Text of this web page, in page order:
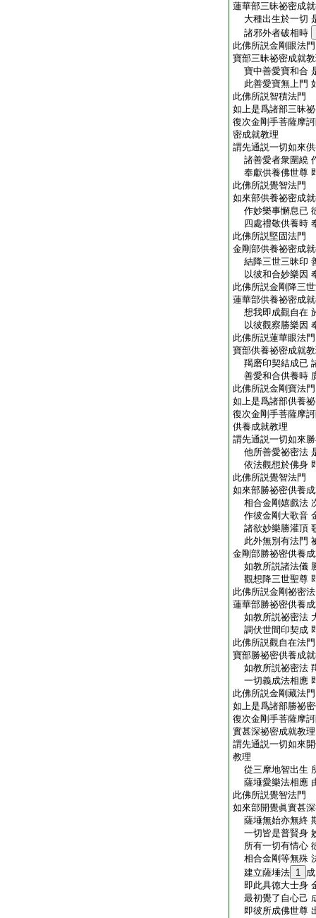
蓮華部三昧祕密成
大種出生於一切
諸邪外者破相時
此佛所説金剛眼法門
寶部三昧祕密成就
寶中善愛寶和合
此善愛寶無上門
此佛所説智積法門
如上是爲諸部三昧
復次金剛手菩薩摩
密成就教理
謂先通説一切如來
諸善愛者衆圍繞
奉獻供養佛世尊
此佛所説覺智法門
如來部供養祕密成
作妙樂事懈息已
四處禮敬供養時
此佛所説堅固法門
金剛部供養祕密成
結降三世三昧印
以彼和合妙樂因
此佛所説金剛降三
蓮華部供養祕密成
想我即成觀自在
以彼觀察勝樂因
此佛所説蓮華眼法門
寶部供養祕密成就
羯磨印契結成已
善愛和合供養時
此佛所説金剛寶法門
如上是爲諸部供養
復次金剛手菩薩摩
供養成就教理
謂先通説一切如來
他所善愛祕密法
依法觀想於佛身
此佛所説覺智法門
如來部勝祕密供養
相合金剛嬉戲法
作彼金剛大歌音
諸欲妙樂勝灌頂
此外無別有法門
金剛部勝祕密供養
如教所説諸法儀
觀想降三世聖尊
此佛所説金剛祕密
蓮華部勝祕密供養
如教所説祕密法
調伏世間印契成
此佛所説觀自在法門
寶部勝祕密供養成
如教所説祕密法
一切義成法相應
此佛所説金剛藏法門
如上是爲諸部勝祕
復次金剛手菩薩摩
實甚深祕密成就教理
謂先通説一切如來
教理
從三摩地智出生
薩埵愛樂法相應
此佛所説覺智法門
如來部開覺眞實甚
薩埵無始亦無終
一切皆是普賢身
所有一切有情心
相合金剛等無殊
建立薩埵法 1
即此具徳大士身
最初覺了自心己
即彼所成佛世尊